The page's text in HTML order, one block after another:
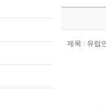
제목 : 유럽